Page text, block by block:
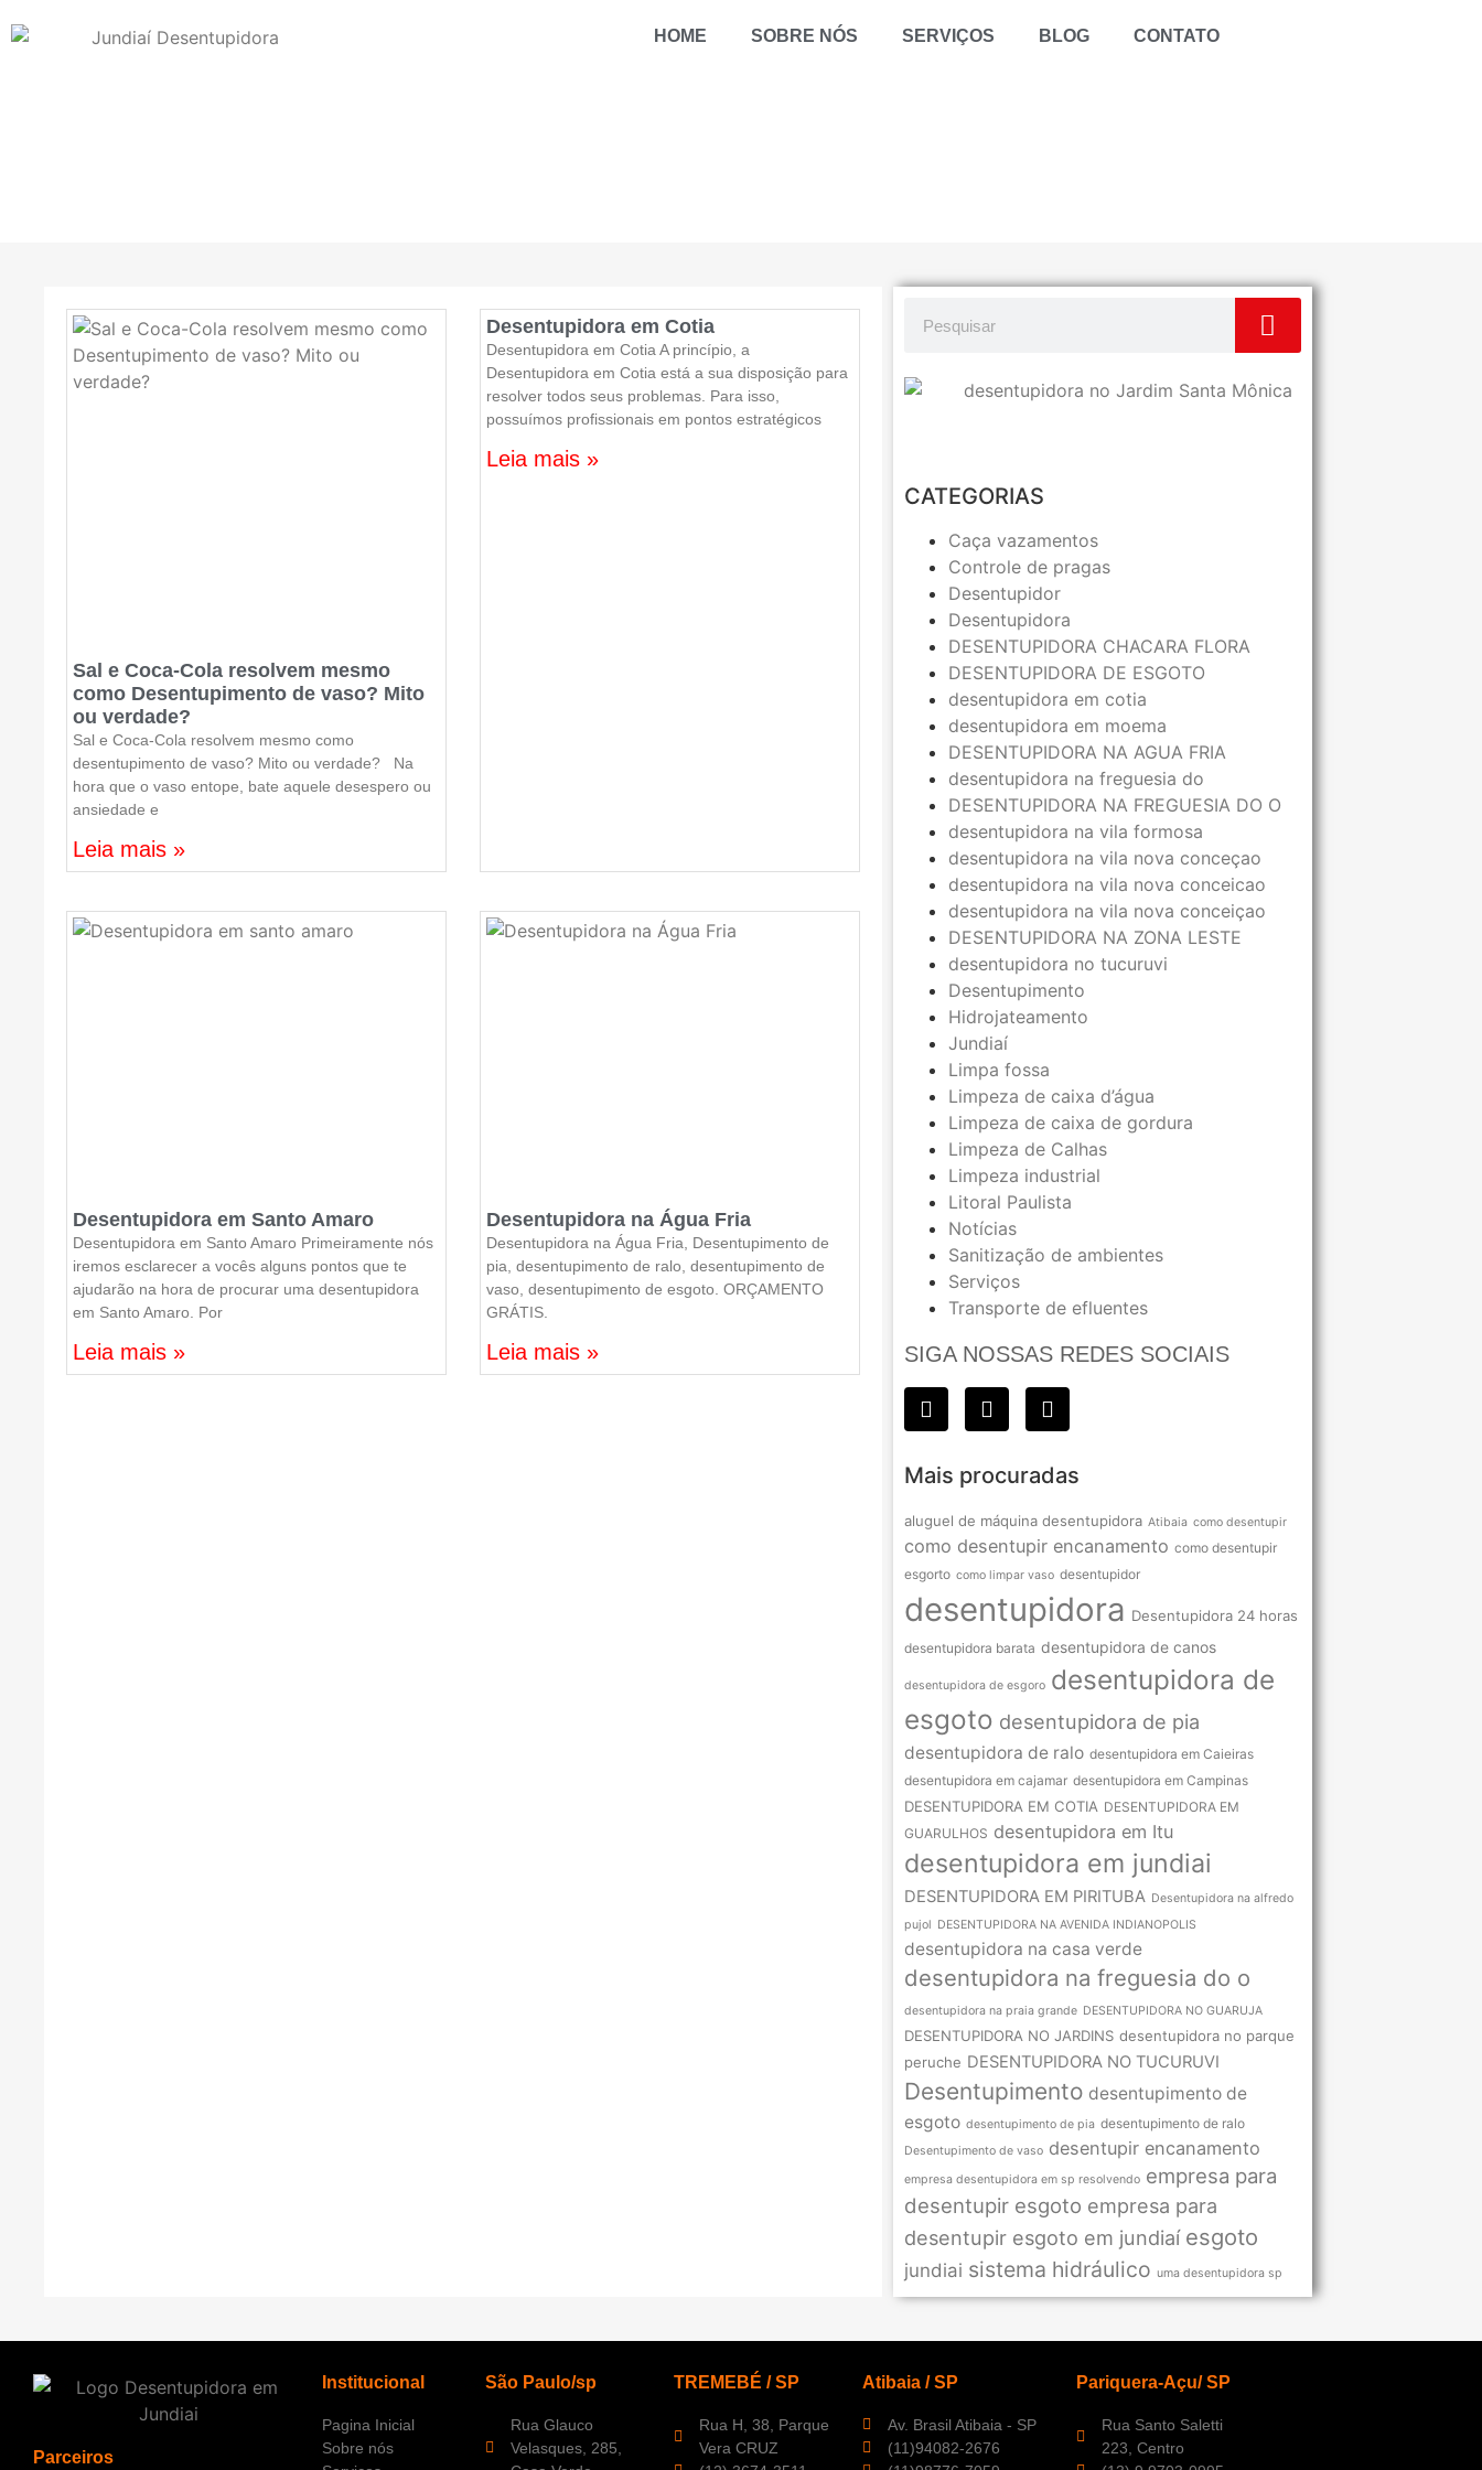
HOME SOBRE NÓS SERVIÇOS BLOG CONTATO
Sal e Coca-Cola resolvem mesmo
como Desentupimento de vaso? Mito
ou verdade?
Sal e Coca-Cola resolvem mesmo como
desentupimento de vaso? Mito ou verdade? Na
hora que o vaso entope, bate aquele desespero ou
ansiedade e
Leia mais »
Desentupidora em Cotia
Desentupidora em Cotia A princípio, a
Desentupidora em Cotia está a sua disposição para
resolver todos seus problemas. Para isso,
possuímos profissionais em pontos estratégicos
Leia mais »
Desentupidora em Santo Amaro
Desentupidora em Santo Amaro Primeiramente nós
iremos esclarecer a vocês alguns pontos que te
ajudarão na hora de procurar uma desentupidora
em Santo Amaro. Por
Leia mais »
Desentupidora na Água Fria
Desentupidora na Água Fria, Desentupimento de
pia, desentupimento de ralo, desentupimento de
vaso, desentupimento de esgoto. ORÇAMENTO
GRÁTIS.
Leia mais »
CATEGORIAS
Caça vazamentos
Controle de pragas
Desentupidor
Desentupidora
DESENTUPIDORA CHACARA FLORA
DESENTUPIDORA DE ESGOTO
desentupidora em cotia
desentupidora em moema
DESENTUPIDORA NA AGUA FRIA
desentupidora na freguesia do
DESENTUPIDORA NA FREGUESIA DO O
desentupidora na vila formosa
desentupidora na vila nova conceçao
desentupidora na vila nova conceicao
desentupidora na vila nova conceiçao
DESENTUPIDORA NA ZONA LESTE
desentupidora no tucuruvi
Desentupimento
Hidrojateamento
Jundiaí
Limpa fossa
Limpeza de caixa d’água
Limpeza de caixa de gordura
Limpeza de Calhas
Limpeza industrial
Litoral Paulista
Notícias
Sanitização de ambientes
Serviços
Transporte de efluentes
SIGA NOSSAS REDES SOCIAIS
Mais procuradas
aluguel de máquina desentupidora Atibaia como desentupir
como desentupir encanamento como desentupir
esgorto como limpar vaso desentupidor
desentupidora Desentupidora 24 horas
desentupidora barata desentupidora de canos
desentupidora de esgoro desentupidora de
esgoto desentupidora de pia
desentupidora de ralo desentupidora em Caieiras
desentupidora em cajamar desentupidora em Campinas
DESENTUPIDORA EM COTIA DESENTUPIDORA EM
GUARULHOS desentupidora em Itu
desentupidora em jundiai
DESENTUPIDORA EM PIRITUBA Desentupidora na alfredo
pujol DESENTUPIDORA NA AVENIDA INDIANOPOLIS
desentupidora na casa verde
desentupidora na freguesia do o
desentupidora na praia grande DESENTUPIDORA NO GUARUJA
DESENTUPIDORA NO JARDINS desentupidora no parque
peruche DESENTUPIDORA NO TUCURUVI
Desentupimento desentupimento de
esgoto desentupimento de pia desentupimento de ralo
Desentupimento de vaso desentupir encanamento
empresa desentupidora em sp resolvendo empresa para
desentupir esgoto empresa para
desentupir esgoto em jundiaí esgoto
jundiai sistema hidráulico uma desentupidora sp
Parceiros
Institucional
Pagina Inicial
Sobre nós
São Paulo/sp
Rua Glauco
Velasques, 285,
TREMEBÉ / SP
Rua H, 38, Parque
Vera CRUZ
Atibaia / SP
Av. Brasil Atibaia - SP
(11)94082-2676
Pariquera-Açu/ SP
Rua Santo Saletti
223, Centro